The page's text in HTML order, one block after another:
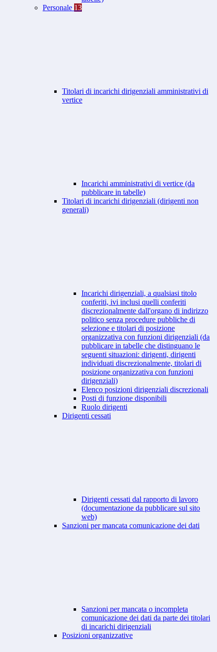
Personale 13
Titolari di incarichi dirigenziali amministrativi di
vertice
Incarichi amministrativi di vertice (da
pubblicare in tabelle)
Titolari di incarichi dirigenziali (dirigenti non
generali)
Incarichi dirigenziali, a qualsiasi titolo
conferiti, ivi inclusi quelli conferiti
discrezionalmente dall'organo di indirizzo
politico senza procedure pubbliche di
selezione e titolari di posizione
organizzativa con funzioni dirigenziali (da
pubblicare in tabelle che distinguano le
seguenti situazioni: dirigenti, dirigenti
individuati discrezionalmente, titolari di
posizione organizzativa con funzioni
dirigenziali)
Elenco posizioni dirigenziali discrezionali
Posti di funzione disponibili
Ruolo dirigenti
Dirigenti cessati
Dirigenti cessati dal rapporto di lavoro
(documentazione da pubblicare sul sito
web)
Sanzioni per mancata comunicazione dei dati
Sanzioni per mancata o incompleta
comunicazione dei dati da parte dei titolari
di incarichi dirigenziali
Posizioni organizzative